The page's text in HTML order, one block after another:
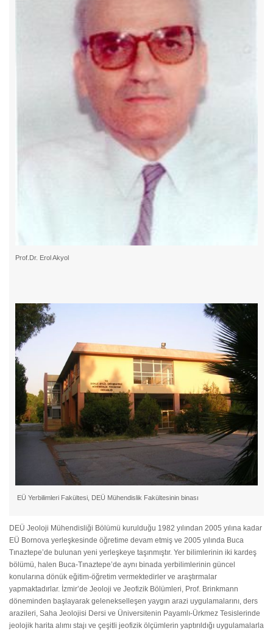
Prof.Dr. Erol Akyol
EÜ Yerbilimleri Fakültesi, DEÜ Mühendislik Fakültesinin binası
DEÜ Jeoloji Mühendisliği Bölümü kurulduğu 1982 yılından 2005 yılına kadar
EÜ Bornova yerleşkesinde öğretime devam etmiş ve 2005 yılında Buca
Tınaztepe’de bulunan yeni yerleşkeye taşınmıştır. Yer bilimlerinin iki kardeş
bölümü, halen Buca-Tınaztepe’de aynı binada yerbilimlerinin güncel
konularına dönük eğitim-öğretim vermektedirler ve araştırmalar
yapmaktadırlar. İzmir’de Jeoloji ve Jeofizik Bölümleri, Prof. Brinkmann
döneminden başlayarak gelenekselleşen yaygın arazi uygulamalarını, ders
arazileri, Saha Jeolojisi Dersi ve Üniversitenin Payamlı-Ürkmez Tesislerinde
jeolojik harita alımı stajı ve çeşitli jeofizik ölçümlerin yaptırıldığı uygulamalarla